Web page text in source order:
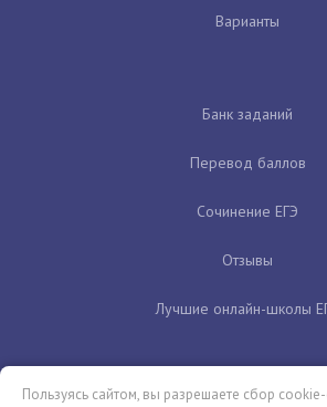
Варианты
Банк заданий
Перевод баллов
Сочинение ЕГЭ
Отзывы
Лучшие онлайн-школы
Пользуясь сайтом, вы разрешаете сбор